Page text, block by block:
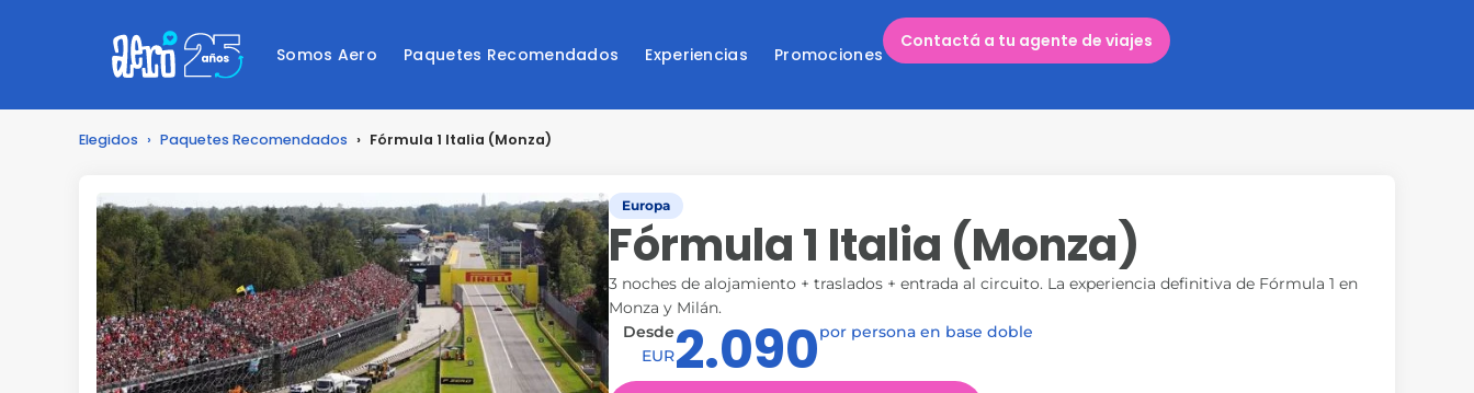
Somos Aero Paquetes Recomendados Experiencias Promociones
Contactá a tu agente de viajes
Elegidos › Paquetes Recomendados › Fórmula 1 Italia (Monza)
Europa
Fórmula 1 Italia (Monza)
3 noches de alojamiento + traslados + entrada al circuito. La experiencia definitiva de Fórmula 1 en
Monza y Milán.
Desde
EUR2.090por persona en base doble